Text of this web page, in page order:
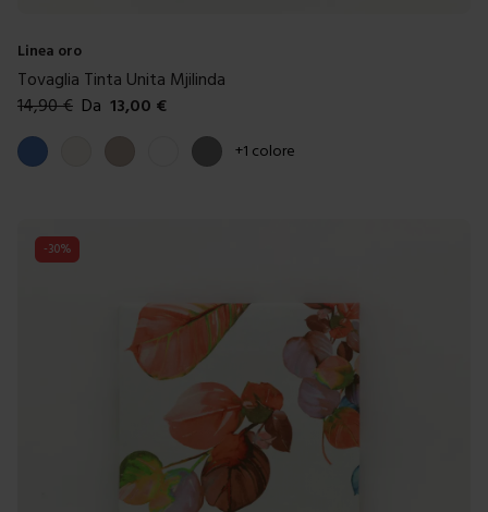
Linea oro
Tovaglia Tinta Unita Mjilinda
14,90€ Da 13,00 €
Colori disponibili
Blue PannaTortora BiancoGrigio +1 colore
-30%